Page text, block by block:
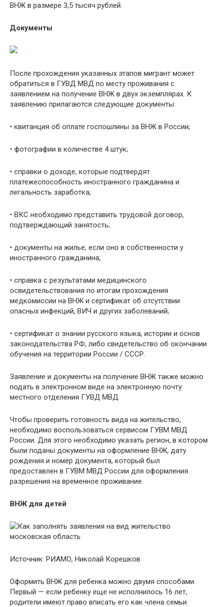
ВНЖ в размере 3,5 тысяч рублей.
Документы
После прохождения указанных этапов мигрант может
обратиться в ГУВД МВД по месту проживания с
заявлением на получение ВНЖ в двух экземплярах. К
заявлению прилагаются следующие документы:
• квитанция об оплате госпошлины за ВНЖ в России;
• фотографии в количестве 4 штук;
• справки о доходе, которые подтвердят
платежеспособность иностранного гражданина и
легальность заработка;
• ВКС необходимо представить трудовой договор,
подтверждающий занятость;
• документы на жилье, если оно в собственности у
иностранного гражданина;
• справка с результатами медицинского
освидетельствования по итогам прохождения
медкомиссии на ВНЖ и сертификат об отсутствии
опасных инфекций, ВИЧ и других заболеваний;
• сертификат о знании русского языка, истории и основ
законодательства РФ, либо свидетельство об окончании
обучения на территории России / СССР.
Заявление и документы на получение ВНЖ также можно
подать в электронном виде на электронную почту
местного отделения ГУВД МВД.
Чтобы проверить готовность вида на жительство,
необходимо воспользоваться сервисом ГУВМ МВД
России. Для этого необходимо указать регион, в котором
были поданы документы на оформление ВНЖ, дату
рождения и номер документа, который был
предоставлен в ГУВМ МВД России для оформления
разрешения на временное проживание.
ВНЖ для детей
Источник: РИАМО, Николай Корешков
Оформить ВНЖ для ребенка можно двумя способами.
Первый — если ребенку еще не исполнилось 16 лет,
родители имеют право вписать его как члена семьи.